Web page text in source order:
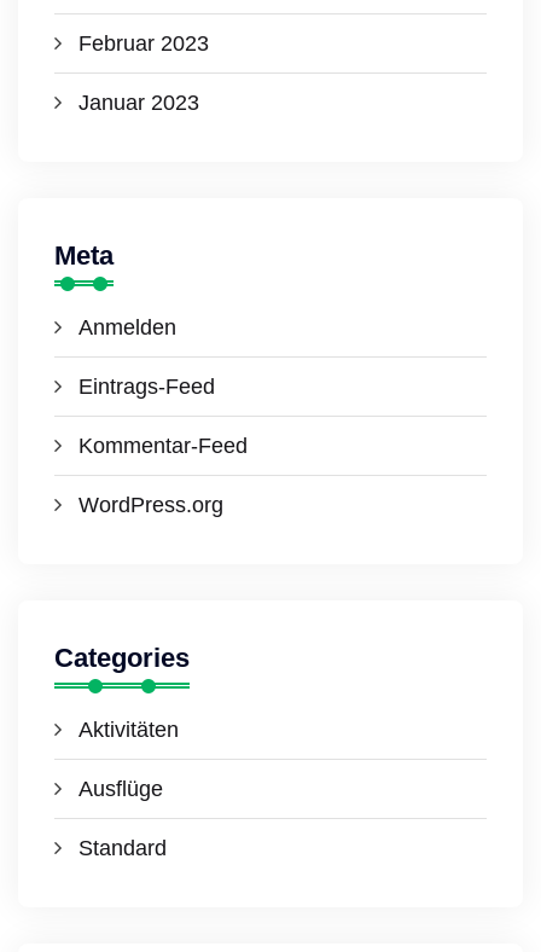
Februar 2023
Januar 2023
Meta
Anmelden
Eintrags-Feed
Kommentar-Feed
WordPress.org
Categories
Aktivitäten
Ausflüge
Standard